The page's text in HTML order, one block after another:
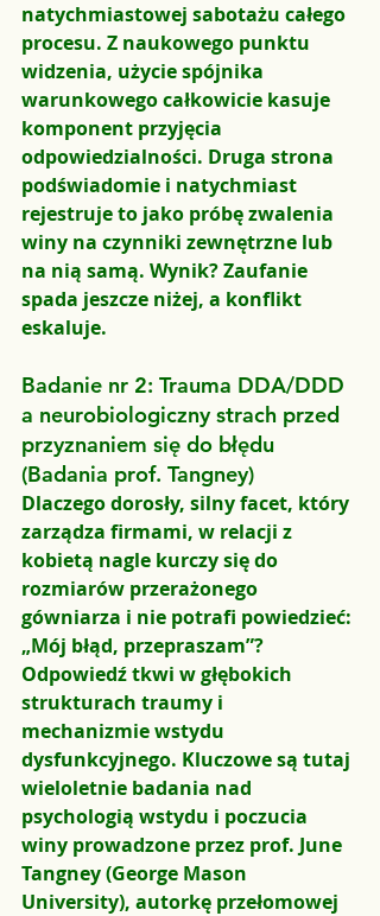
natychmiastowej sabotażu całego
procesu. Z naukowego punktu
widzenia, użycie spójnika
warunkowego całkowicie kasuje
komponent przyjęcia
odpowiedzialności. Druga strona
podświadomie i natychmiast
rejestruje to jako próbę zwalenia
winy na czynniki zewnętrzne lub
na nią samą. Wynik? Zaufanie
spada jeszcze niżej, a konflikt
eskaluje.
Badanie nr 2: Trauma DDA/DDD
a neurobiologiczny strach przed
przyznaniem się do błędu
(Badania prof. Tangney)
Dlaczego dorosły, silny facet, który
zarządza firmami, w relacji z
kobietą nagle kurczy się do
rozmiarów przerażonego
gówniarza i nie potrafi powiedzieć:
„Mój błąd, przepraszam”?
Odpowiedź tkwi w głębokich
strukturach traumy i
mechanizmie wstydu
dysfunkcyjnego. Kluczowe są tutaj
wieloletnie badania nad
psychologią wstydu i poczucia
winy prowadzone przez prof. June
Tangney (George Mason
University), autorkę przełomowej